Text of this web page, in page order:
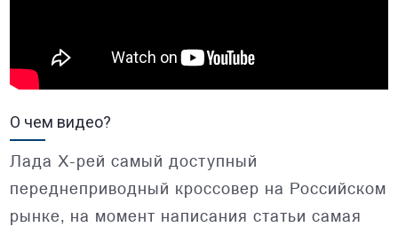
О чем видео?
Лада Х-рей самый доступный
переднеприводный кроссовер на Российском
рынке, на момент написания статьи самая